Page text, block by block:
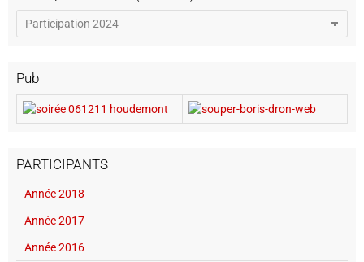
Pub
PARTICIPANTS
Année 2018
Année 2017
Année 2016